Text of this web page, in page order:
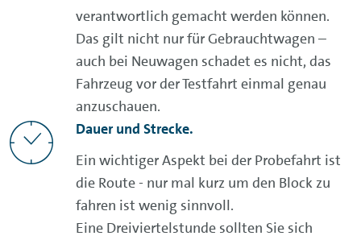
verantwortlich gemacht werden können.
Das gilt nicht nur für Gebrauchtwagen –
auch bei Neuwagen schadet es nicht, das
Fahrzeug vor der Testfahrt einmal genau
anzuschauen.
Dauer und Strecke.
Ein wichtiger Aspekt bei der Probefahrt ist
die Route - nur mal kurz um den Block zu
fahren ist wenig sinnvoll.
Eine Dreiviertelstunde sollten Sie sich